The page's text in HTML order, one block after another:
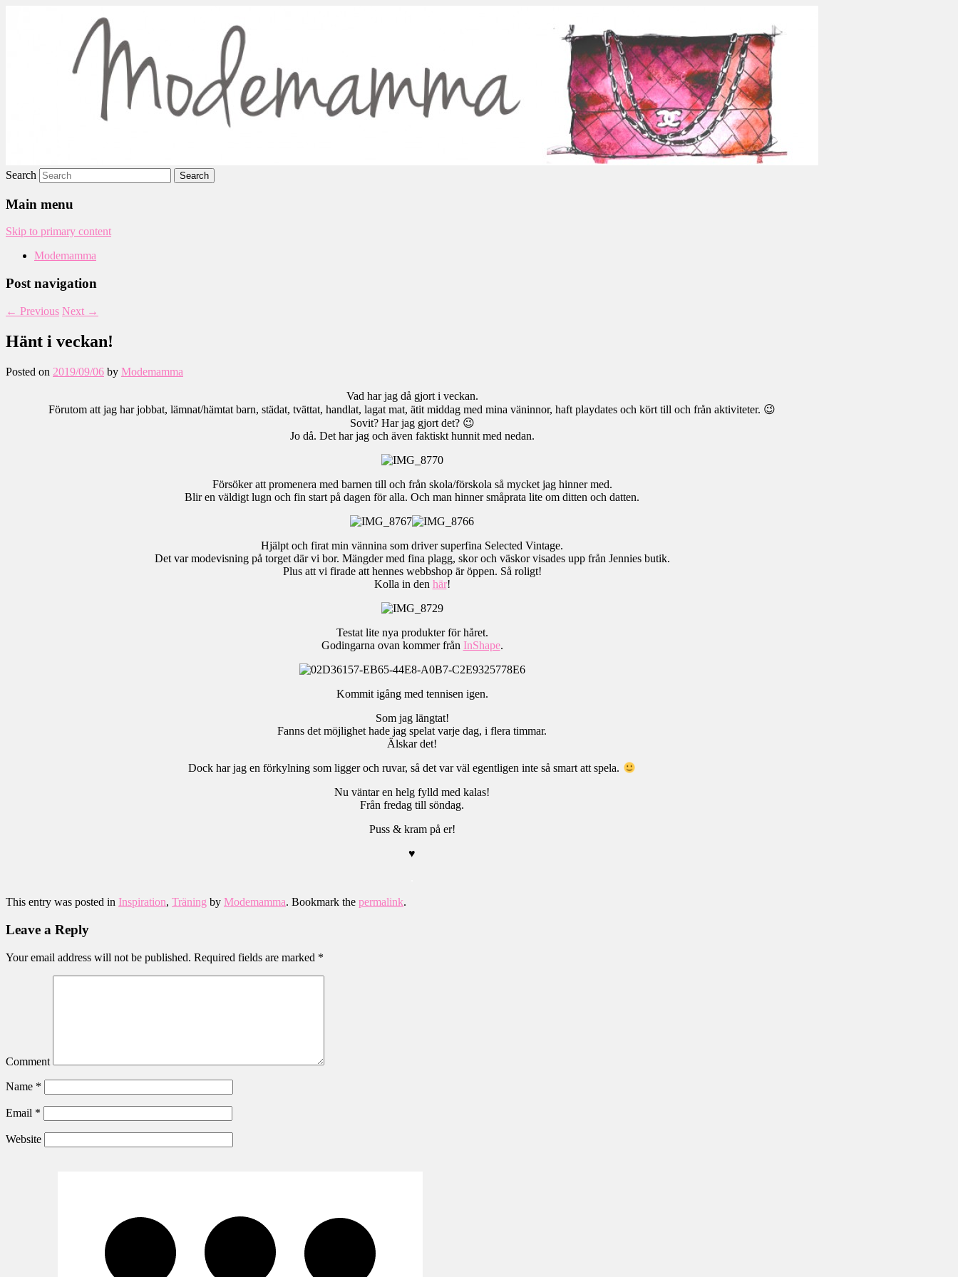
Modemamma
Search
Main menu
Skip to primary content
Modemamma
Post navigation
← Previous Next →
Hänt i veckan!
Posted on 2019/09/06 by Modemamma
Vad har jag då gjort i veckan.
Förutom att jag har jobbat, lämnat/hämtat barn, städat, tvättat, handlat, lagat mat, ätit middag med mina väninnor, haft playdates och kört till och från aktiviteter. 😉
Sovit? Har jag gjort det? 😉
Jo då. Det har jag och även faktiskt hunnit med nedan.
Försöker att promenera med barnen till och från skola/förskola så mycket jag hinner med.
Blir en väldigt lugn och fin start på dagen för alla. Och man hinner småprata lite om ditten och datten.
Hjälpt och firat min vännina som driver superfina Selected Vintage.
Det var modevisning på torget där vi bor. Mängder med fina plagg, skor och väskor visades upp från Jennies butik.
Plus att vi firade att hennes webbshop är öppen. Så roligt!
Kolla in den här!
Testat lite nya produkter för håret.
Godingarna ovan kommer från InShape.
Kommit igång med tennisen igen.
Som jag längtat!
Fanns det möjlighet hade jag spelat varje dag, i flera timmar.
Älskar det!
Dock har jag en förkylning som ligger och ruvar, så det var väl egentligen inte så smart att spela.
Nu väntar en helg fylld med kalas!
Från fredag till söndag.
Puss & kram på er!
♥
This entry was posted in Inspiration, Träning by Modemamma. Bookmark the permalink.
Leave a Reply
Your email address will not be published. Required fields are marked *
Comment
Name *
Email *
Website